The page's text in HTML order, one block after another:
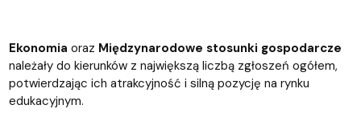
Ekonomia oraz Międzynarodowe stosunki gospodarcze
należały do kierunków z największą liczbą zgłoszeń ogółem,
potwierdzając ich atrakcyjność i silną pozycję na rynku
edukacyjnym.